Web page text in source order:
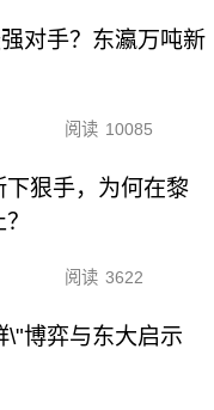
对手？东瀛万吨新
阅读 10085
下狠手，为何在黎
阅读 3622
\"博弈与东大启示